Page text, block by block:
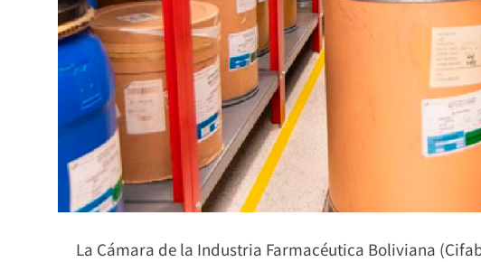
La Cámara de la Industria Farmacéutica Boliviana